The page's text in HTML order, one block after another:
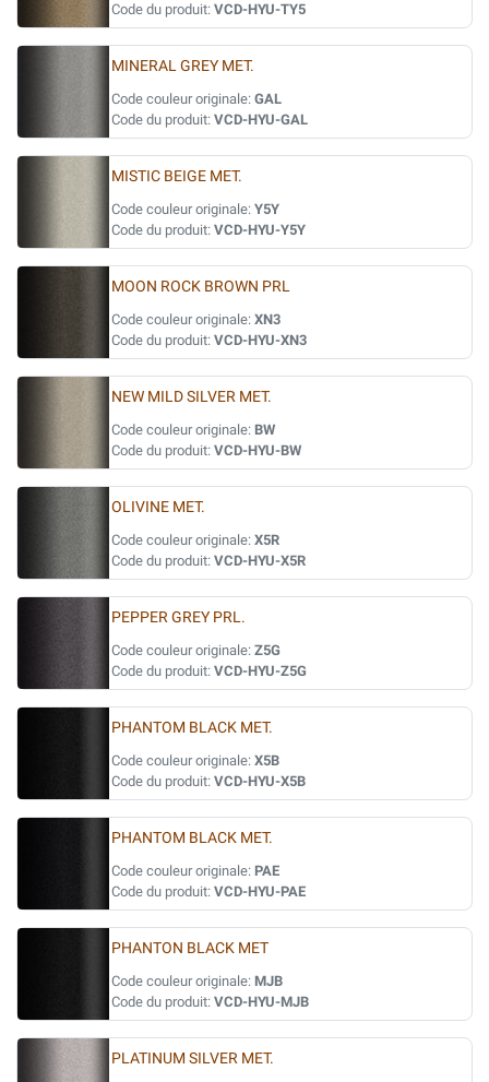
Code du produit: VCD-HYU-TY5
MINERAL GREY MET.
Code couleur originale: GAL
Code du produit: VCD-HYU-GAL
MISTIC BEIGE MET.
Code couleur originale: Y5Y
Code du produit: VCD-HYU-Y5Y
MOON ROCK BROWN PRL
Code couleur originale: XN3
Code du produit: VCD-HYU-XN3
NEW MILD SILVER MET.
Code couleur originale: BW
Code du produit: VCD-HYU-BW
OLIVINE MET.
Code couleur originale: X5R
Code du produit: VCD-HYU-X5R
PEPPER GREY PRL.
Code couleur originale: Z5G
Code du produit: VCD-HYU-Z5G
PHANTOM BLACK MET.
Code couleur originale: X5B
Code du produit: VCD-HYU-X5B
PHANTOM BLACK MET.
Code couleur originale: PAE
Code du produit: VCD-HYU-PAE
PHANTON BLACK MET
Code couleur originale: MJB
Code du produit: VCD-HYU-MJB
PLATINUM SILVER MET.